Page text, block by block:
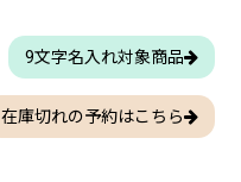
9文字名入れ対象商品
在庫切れの予約はこちら